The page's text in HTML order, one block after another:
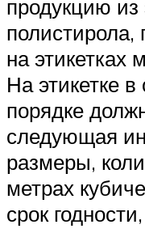
продукцию из
полистирола,
на этикетках
На этикетке
порядке
следующая
размеры,
метрах
срок